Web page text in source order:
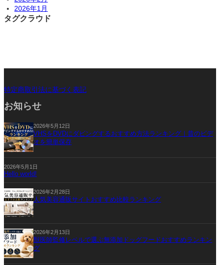
2026年1月
タグクラウド
カ
ム
ン
ク
特定商取引法に基づく表記
お知らせ
2026年5月12日
VHSをDVDにダビングするおすすめ方法ランキング｜昔のビデ
オを簡単保存
2026年5月1日
Hello world!
2026年2月28日
人気美容通販サイトおすすめ比較ランキング
2026年2月13日
獣医師監修レベルで選ぶ無添加ドッグフードおすすめランキン
グ